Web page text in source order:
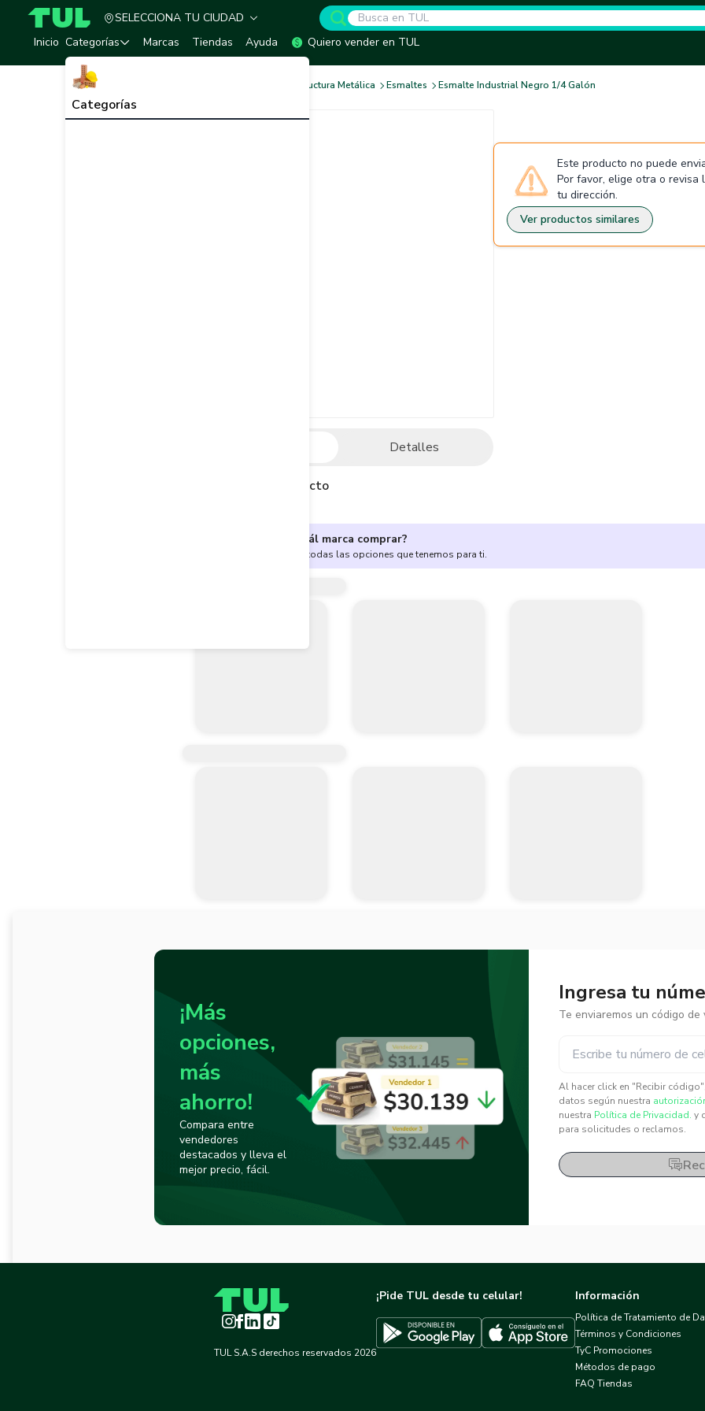
TUL - Tu Marketplace de Construcción
SELECCIONA TU CIUDAD
Inicio Categorías
Categorías
Marcas Tiendas Ayuda Quiero vender en TUL
Pinturas para Estructura Metálica Esmaltes Esmalte Industrial Negro 1/4 Galón
Detalles
Descripción del producto
Este producto no puede
Por favor, elige otra o revisa
tu dirección.
Ver productos similares
¿No sabes cuál marca comprar?
Encuentra aquí todas las opciones que tenemos para ti.
¡Más
opciones,
más
ahorro!
Compara entre
vendedores
destacados y lleva el
mejor precio, fácil.
Ingresa tu
Te enviaremos un código de
Al hacer click en "Recibir
datos según nuestra
nuestra Política de Privacidad. y
para solicitudes o reclamos.
Instagram
Facebook
LinkedInTikTok
TUL S.A.S derechos reservados 2026
¡Pide TUL desde tu celular!
Descargar TUL en Google PlayDescargar TUL en App Store
Información
Política de Tratamiento de
Términos y Condiciones
TyC Promociones
Métodos de pago
FAQ Tiendas